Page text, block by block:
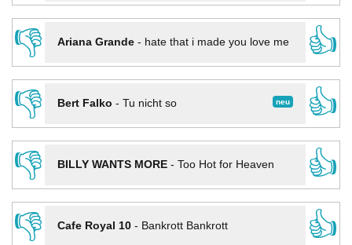
👎
Ariana Grande- hate that i made you love me
👍
👎
neu
Bert Falko - Tu nicht so
👍
👎
BILLY WANTS MORE- Too Hot for Heaven
👍
👎
Cafe Royal 10- Bankrott Bankrott
👍